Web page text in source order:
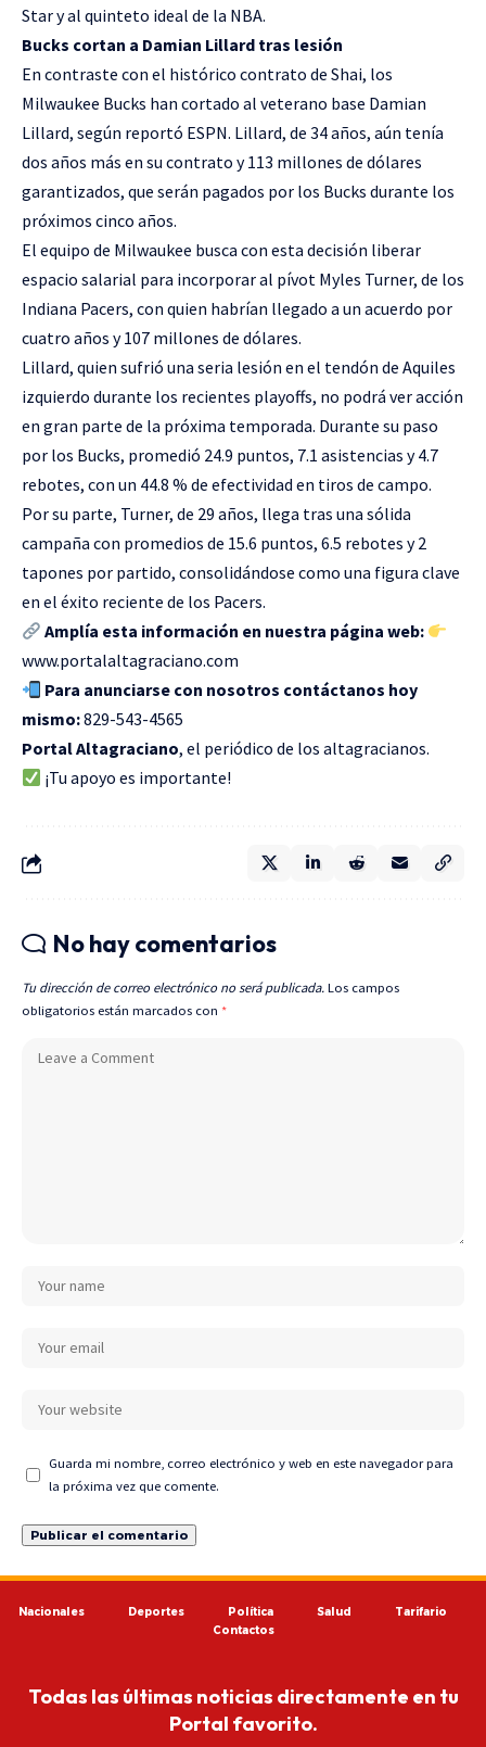
Star y al quinteto ideal de la NBA.
Bucks cortan a Damian Lillard tras lesión
En contraste con el histórico contrato de Shai, los
Milwaukee Bucks han cortado al veterano base Damian
Lillard, según reportó ESPN. Lillard, de 34 años, aún tenía
dos años más en su contrato y 113 millones de dólares
garantizados, que serán pagados por los Bucks durante los
próximos cinco años.
El equipo de Milwaukee busca con esta decisión liberar
espacio salarial para incorporar al pívot Myles Turner, de los
Indiana Pacers, con quien habrían llegado a un acuerdo por
cuatro años y 107 millones de dólares.
Lillard, quien sufrió una seria lesión en el tendón de Aquiles
izquierdo durante los recientes playoffs, no podrá ver acción
en gran parte de la próxima temporada. Durante su paso
por los Bucks, promedió 24.9 puntos, 7.1 asistencias y 4.7
rebotes, con un 44.8 % de efectividad en tiros de campo.
Por su parte, Turner, de 29 años, llega tras una sólida
campaña con promedios de 15.6 puntos, 6.5 rebotes y 2
tapones por partido, consolidándose como una figura clave
en el éxito reciente de los Pacers.
Amplía esta información en nuestra página web:
www.portalaltagraciano.com
Para anunciarse con nosotros contáctanos hoy
mismo:829-543-4565
Portal Altagraciano, el periódico de los altagracianos.
¡Tu apoyo es importante!
No hay comentarios
Tu dirección de correo electrónico no será publicada. Los campos
obligatorios están marcados con *
Guarda mi nombre, correo electrónico y web en este navegador para
la próxima vez que comente.
Nacionales Deportes Política Salud
Tarifario
Contactos
Todas las últimas noticias directamente en tu
Portal favorito.